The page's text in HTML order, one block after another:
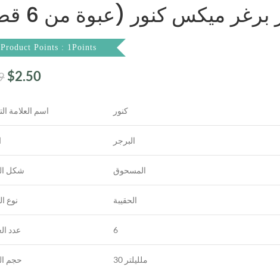
برغر ميكس كنور (عبوة من 6 قطع)
Product Points : 1Points
$2.50
اسم العلامة كنور
البرجر
شكل المسحوق
نوع الحقيبة
عدد 6
حجم 30 ملليلتر